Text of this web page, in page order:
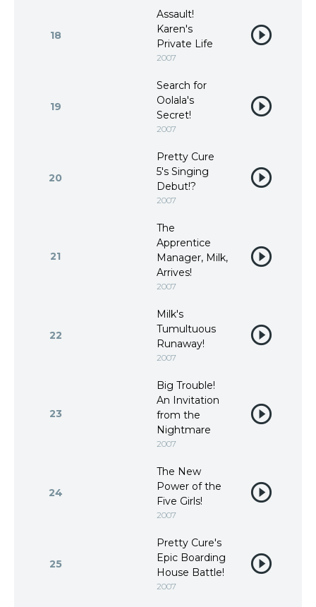
18
Assault!
Karen's
Private Life
2007
19
Search for
Oolala's
Secret!
2007
20
Pretty Cure
5's Singing
Debut!?
2007
21
The
Apprentice
Manager, Milk,
Arrives!
2007
22
Milk's
Tumultuous
Runaway!
2007
23
Big Trouble!
An Invitation
from the
Nightmare
2007
24
The New
Power of the
Five Girls!
2007
25
Pretty Cure's
Epic Boarding
House Battle!
2007